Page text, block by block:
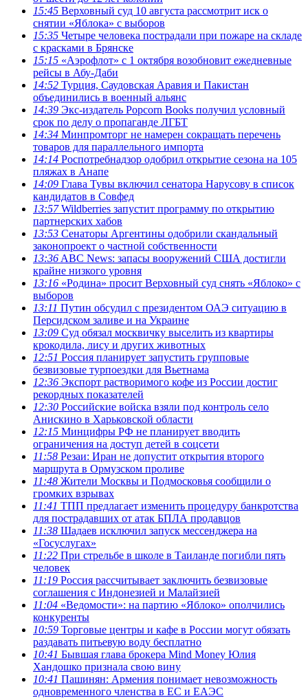
15:45 Верховный суд 10 августа рассмотрит иск о
снятии «Яблока» с выборов
15:35 Четыре человека пострадали при пожаре на складе
с красками в Брянске
15:15 «Аэрофлот» с 1 октября возобновит ежедневные
рейсы в Абу-Даби
14:52 Турция, Саудовская Аравия и Пакистан
объединились в военный альянс
14:39 Экс-издатель Popcorn Books получил условный
срок по делу о пропаганде ЛГБТ
14:34 Минпромторг не намерен сокращать перечень
товаров для параллельного импорта
14:14 Роспотребнадзор одобрил открытие сезона на 105
пляжах в Анапе
14:09 Глава Тувы включил сенатора Нарусову в список
кандидатов в Совфед
13:57Wildberries запустит программу по открытию
партнерских хабов
13:53 Сенаторы Аргентины одобрили скандальный
законопроект о частной собственности
13:36 ABC News: запасы вооружений США достигли
крайне низкого уровня
13:16 «Родина» просит Верховный суд снять «Яблоко» с
выборов
13:11 Путин обсудил с президентом ОАЭ ситуацию в
Персидском заливе и на Украине
13:09 Суд обязал москвичку выселить из квартиры
крокодила, лису и других животных
12:51 Россия планирует запустить групповые
безвизовые турпоездки для Вьетнама
12:36 Экспорт растворимого кофе из России достиг
рекордных показателей
12:30 Российские войска взяли под контроль село
Анискино в Харьковской области
12:15 Минцифры РФ не планирует вводить
ограничения на доступ детей в соцсети
11:58 Резаи: Иран не допустит открытия второго
маршрута в Ормузском проливе
11:48 Жители Москвы и Подмосковья сообщили о
громких взрывах
11:41 ТПП предлагает изменить процедуру банкротства
для пострадавших от атак БПЛА продавцов
11:38 Шадаев исключил запуск мессенджера на
«Госуслугах»
11:22 При стрельбе в школе в Таиланде погибли пять
человек
11:19 Россия рассчитывает заключить безвизовые
соглашения с Индонезией и Малайзией
11:04 «Ведомости»: на партию «Яблоко» ополчились
конкуренты
10:59 Торговые центры и кафе в России могут обязать
раздавать питьевую воду бесплатно
10:41 Бывшая глава брокера Mind Money Юлия
Хандошко признала свою вину
10:41 Пашинян: Армения понимает невозможность
одновременного членства в ЕС и ЕАЭС